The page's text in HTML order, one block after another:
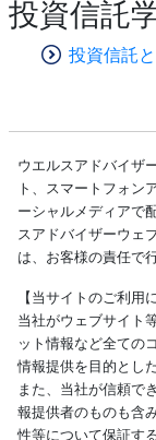
投資信託
投資信託
ウエルスアドバイザ
ト、スマートフォン
ーシャルメディアで
スアドバイザーウェ
は、お客様の責任で
【当サイトのご利用
当社がウェブサイト
ット情報など全ての
情報提供を目的とし
また、当社が信頼で
報提供者のものも含
性等について保証す